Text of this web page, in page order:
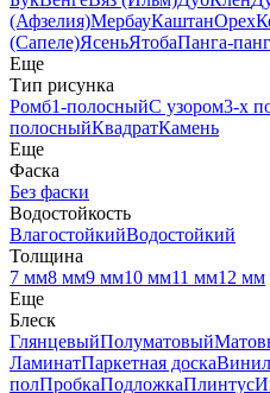
(Афзелия)МербауКаштанОрех
(Сапеле)ЯсеньЯтобаПанга-
Еще
Тип рисунка
Ромб1-полосныйС узором3-х
полосныйКвадратКамень
Еще
Фаска
Без фаски
Водостойкость
ВлагостойкийВодостойкий
Толщина
7 мм8 мм9 мм10 мм11 мм12 мм
Еще
Блеск
ГлянцевыйПолуматовый
ЛаминатПаркетная доска
полПробкаПодложкаПлинтус